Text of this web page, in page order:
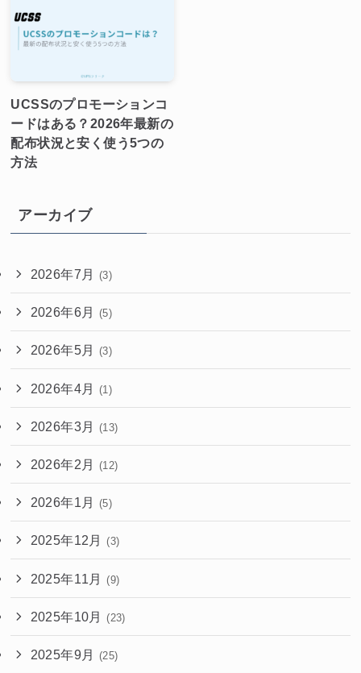
UCSSのプロモーションコ
ードはある？2026年最新の
配布状況と安く使う5つの
方法
アーカイブ
2026年7月 (3)
2026年6月 (5)
2026年5月 (3)
2026年4月 (1)
2026年3月 (13)
2026年2月 (12)
2026年1月 (5)
2025年12月 (3)
2025年11月 (9)
2025年10月 (23)
2025年9月 (25)